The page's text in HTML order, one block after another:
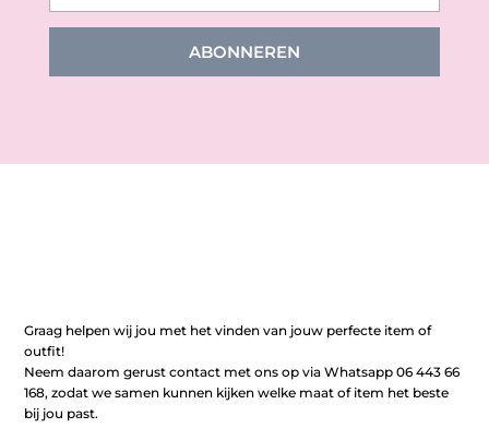
ABONNEREN
Graag helpen wij jou met het vinden van jouw perfecte item of
outfit!
Neem daarom gerust contact met ons op via Whatsapp 06 443 66
168, zodat we samen kunnen kijken welke maat of item het beste
bij jou past.